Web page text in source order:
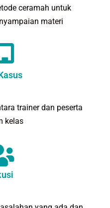
ceramah untuk
materi
trainer dan peserta
kelas